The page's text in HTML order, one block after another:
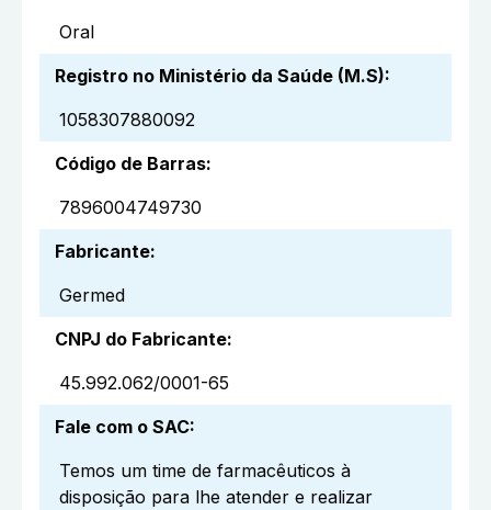
Oral
Registro no Ministério da Saúde (M.S):
1058307880092
Código de Barras:
7896004749730
Fabricante:
Germed
CNPJ do Fabricante:
45.992.062/0001-65
Fale com o SAC:
Temos um time de farmacêuticos à
disposição para lhe atender e realizar